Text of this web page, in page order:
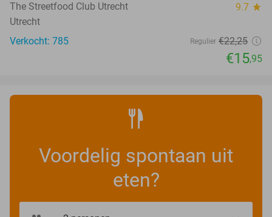
The Streetfood Club Utrecht 9.7 star
Utrecht
Verkocht: 785
Regulier €22,25
€15,95
Voordelig spontaan uit
eten?